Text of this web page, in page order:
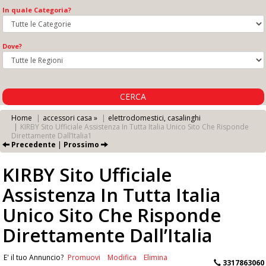
In quale Categoria?
Dove?
CERCA
Home accessori casa »
elettrodomestici, casalinghi
KIRBY Sito Ufficiale Assistenza In Tutta Italia Unico Sito Che Risponde
Direttamente Dall’Italia1
Precedente | Prossimo
KIRBY Sito Ufficiale
Assistenza In Tutta Italia
Unico Sito Che Risponde
Direttamente Dall’Italia
3317863060
E' il tuo Annuncio? Promuovi Modifica Elimina